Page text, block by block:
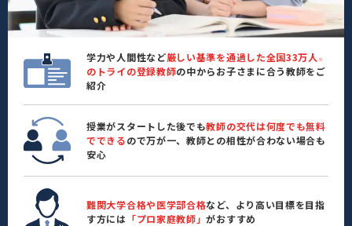
学力や人間性など厳しい基準を通過した全国33万人 ※
のトライの登録教師の中からお子さまに合う教師をご
紹介
授業がスタートした後でも教師の交代は何度でも無料
でできるので万が一、教師との相性が合わない場合も
安心
難関大学合格や医学部合格など、より高い目標を目指
す方には 「プロ家庭教師」がおすすめ